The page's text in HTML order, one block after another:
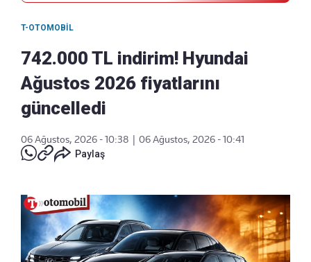
T-OTOMOBIL
742.000 TL indirim! Hyundai
Ağustos 2026 fiyatlarını
güncelledi
06 Ağustos, 2026 - 10:38
06 Ağustos, 2026 - 10:41
Paylaş